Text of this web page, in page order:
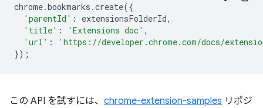
chrome.bookmarks .create({
'parentId' : extensionsFolderId,
'title' : 'Extensions doc' ,
'url' :
'https://developer.chrome.com/docs/
});
この API を試すには、 chrome-extension-samples リポジ